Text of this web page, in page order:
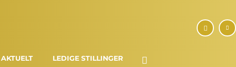
AKTUELT LEDIGE STILLINGER